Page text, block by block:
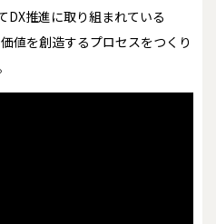
DX推進に取り組まれている
値を創造するプロセスをつくり